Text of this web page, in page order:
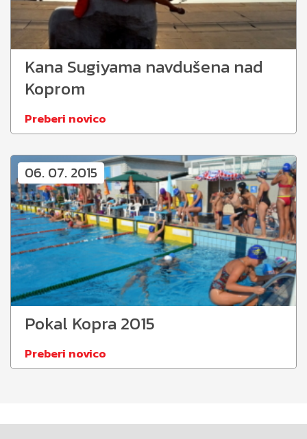
Kana Sugiyama navdušena nad
Koprom
Preberi novico
06. 07. 2015
Pokal Kopra 2015
Preberi novico